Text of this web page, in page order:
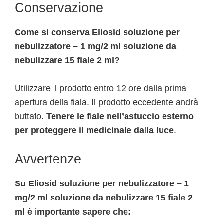
Conservazione
Come si conserva Eliosid soluzione per
nebulizzatore – 1 mg/2 ml soluzione da
nebulizzare 15 fiale 2 ml?
Utilizzare il prodotto entro 12 ore dalla prima
apertura della fiala. Il prodotto eccedente andrà
buttato. Tenere le fiale nell’astuccio esterno
per proteggere il medicinale dalla luce.
Avvertenze
Su Eliosid soluzione per nebulizzatore – 1
mg/2 ml soluzione da nebulizzare 15 fiale 2
ml è importante sapere che: